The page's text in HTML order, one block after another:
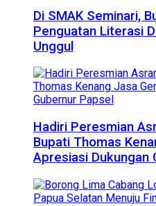
Di SMAK Seminari,
Penguatan Literasi
Unggul
Hadiri Peresmian
Bupati Thomas
Apresiasi Dukungan